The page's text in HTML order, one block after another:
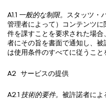
A1.1 一般的な制限。
スタッツ・
管理者によって）コンテンツ
件を課すことを要求された場
者にその旨を書面で通知し、
は使用条件のすべてに従うこと
A2 サービスの提供
A2.1 技術的要件。 被許諾者によ